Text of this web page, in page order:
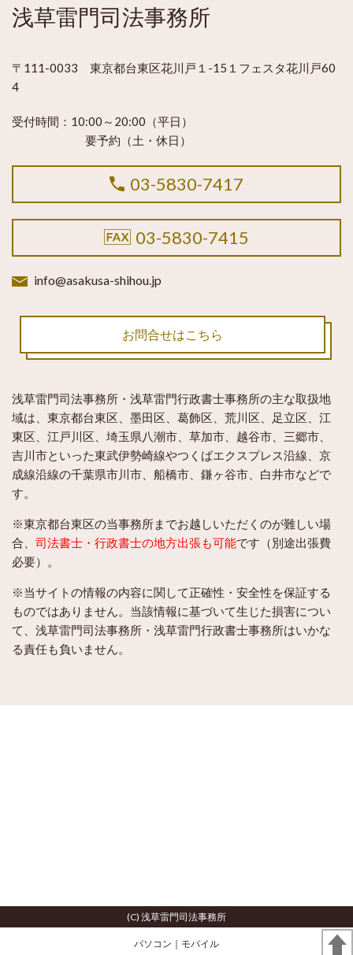
浅草雷門司法事務所
〒111-0033 東京都台東区花川戸１-15１フェスタ花川戸60
4
受付時間： 10:00～20:00（平日）
要予約（土・休日）
03-5830-7417
03-5830-7415
info@asakusa-shihou.jp
お問合せはこちら
浅草雷門司法事務所・浅草雷門行政書士事務所の主な取扱地
域は、東京都台東区、墨田区、葛飾区、荒川区、足立区、江
東区、江戸川区、埼玉県八潮市、草加市、越谷市、三郷市、
吉川市といった東武伊勢崎線やつくばエクスプレス沿線、京
成線沿線の千葉県市川市、船橋市、鎌ヶ谷市、白井市などで
す。
※東京都台東区の当事務所までお越しいただくのが難しい場
合、 司法書士・行政書士の地方出張も可能です（別途出張費
必要）。
※当サイトの情報の内容に関して正確性・安全性を保証する
ものではありません。当該情報に基づいて生じた損害につい
て、浅草雷門司法事務所・浅草雷門行政書士事務所はいかな
る責任も負いません。
(C) 浅草雷門司法事務所
パソコン ｜モバイル